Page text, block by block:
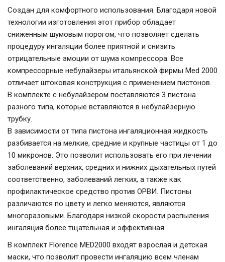
Cоздан для комфортного использования. Благодаря новой
технологии изготовления этот прибор обладает
сниженным шумовым порогом, что позволяет сделать
процедуру ингаляции более приятной и снизить
отрицательные эмоции от шума компрессора. Все
компрессорные небулайзеры итальянской фирмы Med 2000
отличает штоковая конструкция с применением пистонов.
В комплекте с небулайзером поставляются 3 пистона
разного типа, которые вставляются в небулайзерную
трубку.
В зависимости от типа пистона ингаляционная жидкость
разбивается на мелкие, средние и крупные частицы от 1 до
10 микронов. Это позволит использовать его при лечении
заболеваний верхних, средних и нижних дыхательных путей
соответственно, заболеваний легких, а также как
профилактическое средство против ОРВИ. Пистоны
различаются по цвету и легко меняются, являются
многоразовыми. Благодаря низкой скорости распыления
ингаляция более тщательная и эффективная.
В комплект Florence MED2000 входят взрослая и детская
маски, что позволит провести ингаляцию всем членам